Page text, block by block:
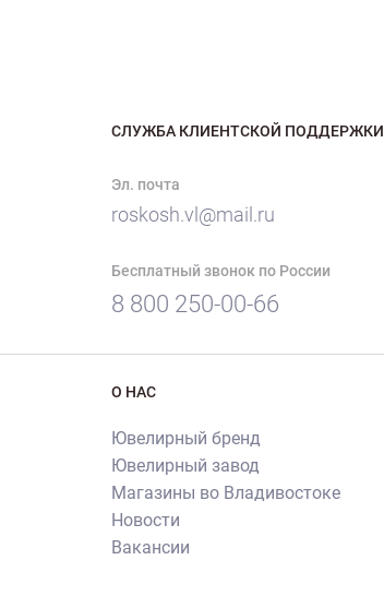
СЛУЖБА КЛИЕНТСКОЙ ПОДДЕРЖКИ
Эл. почта
roskosh.vl@mail.ru
Бесплатный звонок по России
8 800 250-00-66
О НАС
Ювелирный бренд
Ювелирный завод
Магазины во Владивостоке
Новости
Вакансии